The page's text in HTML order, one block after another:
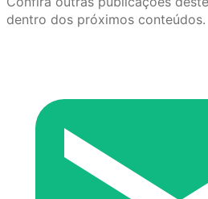
dentro dos próximos conteúdos.